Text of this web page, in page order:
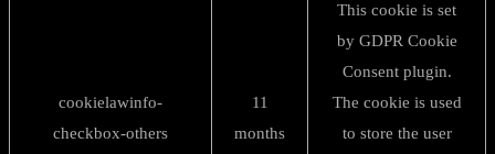
cookielawinfo-
checkbox-others
11
months
This cookie is set
by GDPR Cookie
Consent plugin.
The cookie is used
to store the user